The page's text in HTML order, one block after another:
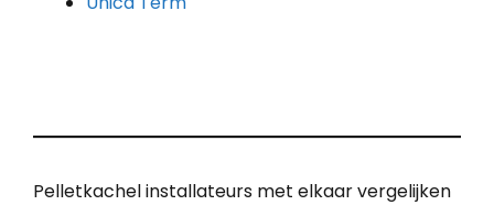
Pelletkachel installateurs met elkaar vergelijken